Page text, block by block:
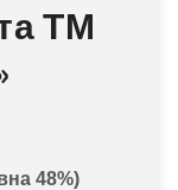
ТМ
48%)